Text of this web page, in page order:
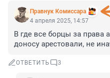
Правнук Комиссара
4 апреля 2025, 14:57
В где все борцы за права
доносу арестовали, не
ОТВЕТИТЬ 3